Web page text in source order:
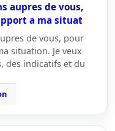
aupres de vous,
a ma situat
de vous, pour
situation. Je veux
des indicatifs et du